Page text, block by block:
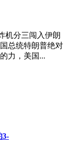
机分三闯入伊朗
总统特朗普绝对
力，美国...
3-